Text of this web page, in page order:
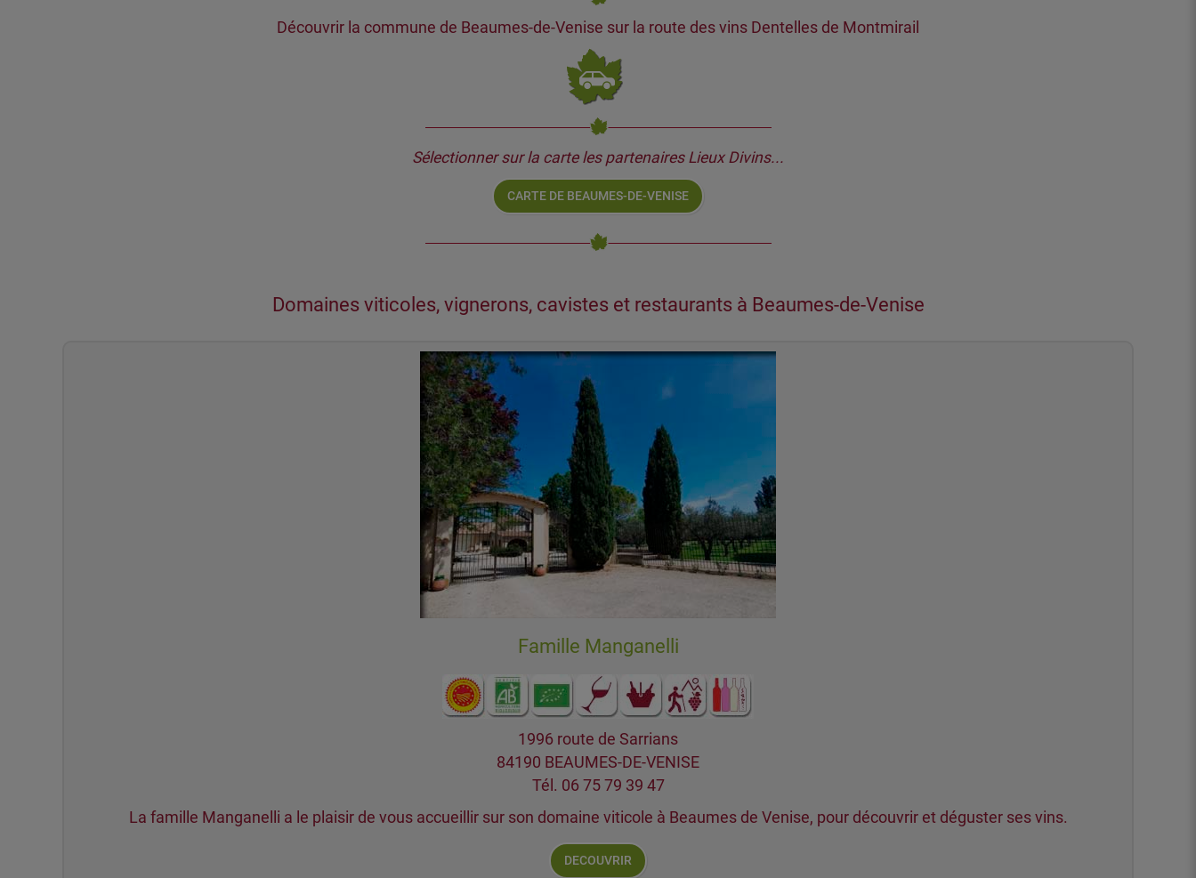
Découvrir la commune de Beaumes-de-Venise sur la route des vins Dentelles de Montmirail
Sélectionner sur la carte les partenaires Lieux Divins...
CARTE DE BEAUMES-DE-VENISE
Domaines viticoles, vignerons, cavistes et restaurants à Beaumes-de-Venise
Famille Manganelli
1996 route de Sarrians
84190 BEAUMES-DE-VENISE
Tél. 06 75 79 39 47
La famille Manganelli a le plaisir de vous accueillir sur son domaine viticole à Beaumes de Venise, pour découvrir et déguster ses vins.
DECOUVRIR